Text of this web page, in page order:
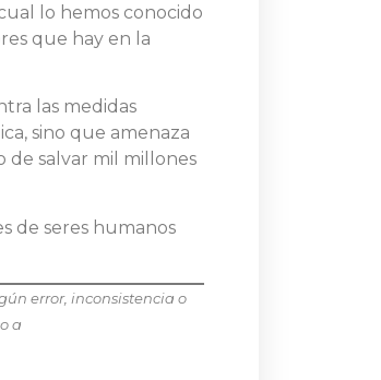
lo hemos conocido
que hay en la
las medidas
sino que amenaza
de salvar mil millones
de seres humanos
error, inconsistencia o
a